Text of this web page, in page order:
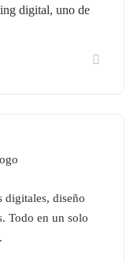
digital, uno de
digitales, diseño
Todo en un solo